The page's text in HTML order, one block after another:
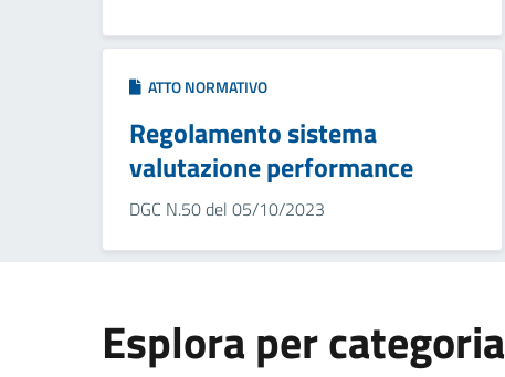
ATTO NORMATIVO
Regolamento sistema
valutazione performance
DGC N.50 del 05/10/2023
Esplora per categoria